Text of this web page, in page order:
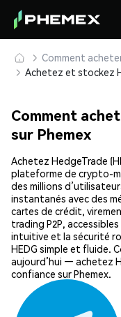
Comment
Comment
sur Phemex
Achetez HedgeTrade
plateforme de crypto-
des millions
instantanés avec des
cartes de crédit,
trading P2P,
intuitive et la sécurité
HEDG simple et fluide.
aujourd’hui — achetez
confiance sur Phemex.